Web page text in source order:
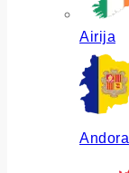
Airija
Andora